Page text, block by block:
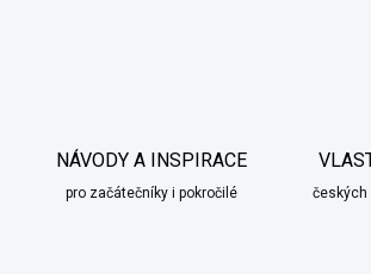
NÁVODY A INSPIRACE
pro začátečníky i pokročilé českých